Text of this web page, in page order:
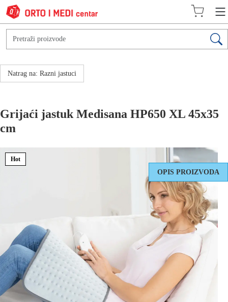
Natrag na: Razni jastuci
Grijaći jastuk Medisana HP650 XL 45x35
cm
Hot
OPIS PROIZVODA